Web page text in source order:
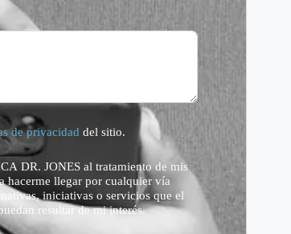
de privacidad del sitio.
DR. JONES al tratamiento de mis
hacerme llegar por cualquier vía
iniciativas o servicios que el
resultar de mi interés.